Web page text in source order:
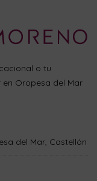
o tu
Oropesa del Mar
del Mar, Castellón